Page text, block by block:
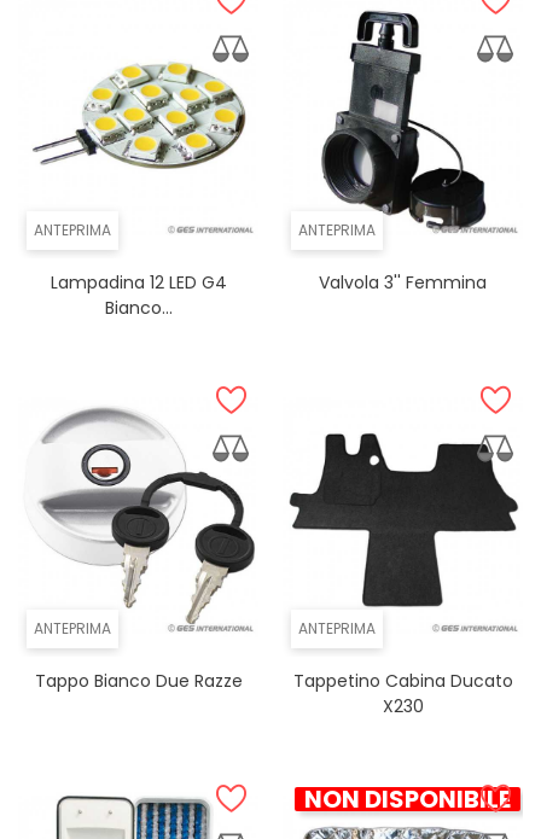
ANTEPRIMA
Lampadina 12 LED G4
Bianco...
ANTEPRIMA
Valvola 3'' Femmina
ANTEPRIMA
Tappo Bianco Due Razze
ANTEPRIMA
Tappetino Cabina Ducato
X230
NON DISPONIBILE